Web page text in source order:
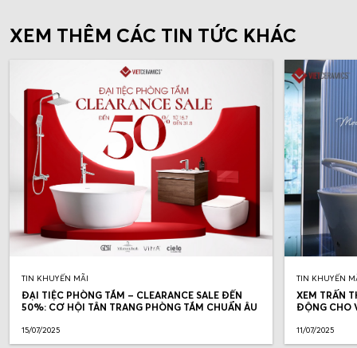
XEM THÊM CÁC TIN TỨC KHÁC
TIN KHUYẾN MÃI
ĐẠI TIỆC PHÒNG TẮM – CLEARANCE SALE ĐẾN
50%: CƠ HỘI TÂN TRANG PHÒNG TẮM CHUẨN ÂU
15/07/2025
TIN KHUYẾN
XEM TRẤN
ĐỘNG CHO
11/07/2025